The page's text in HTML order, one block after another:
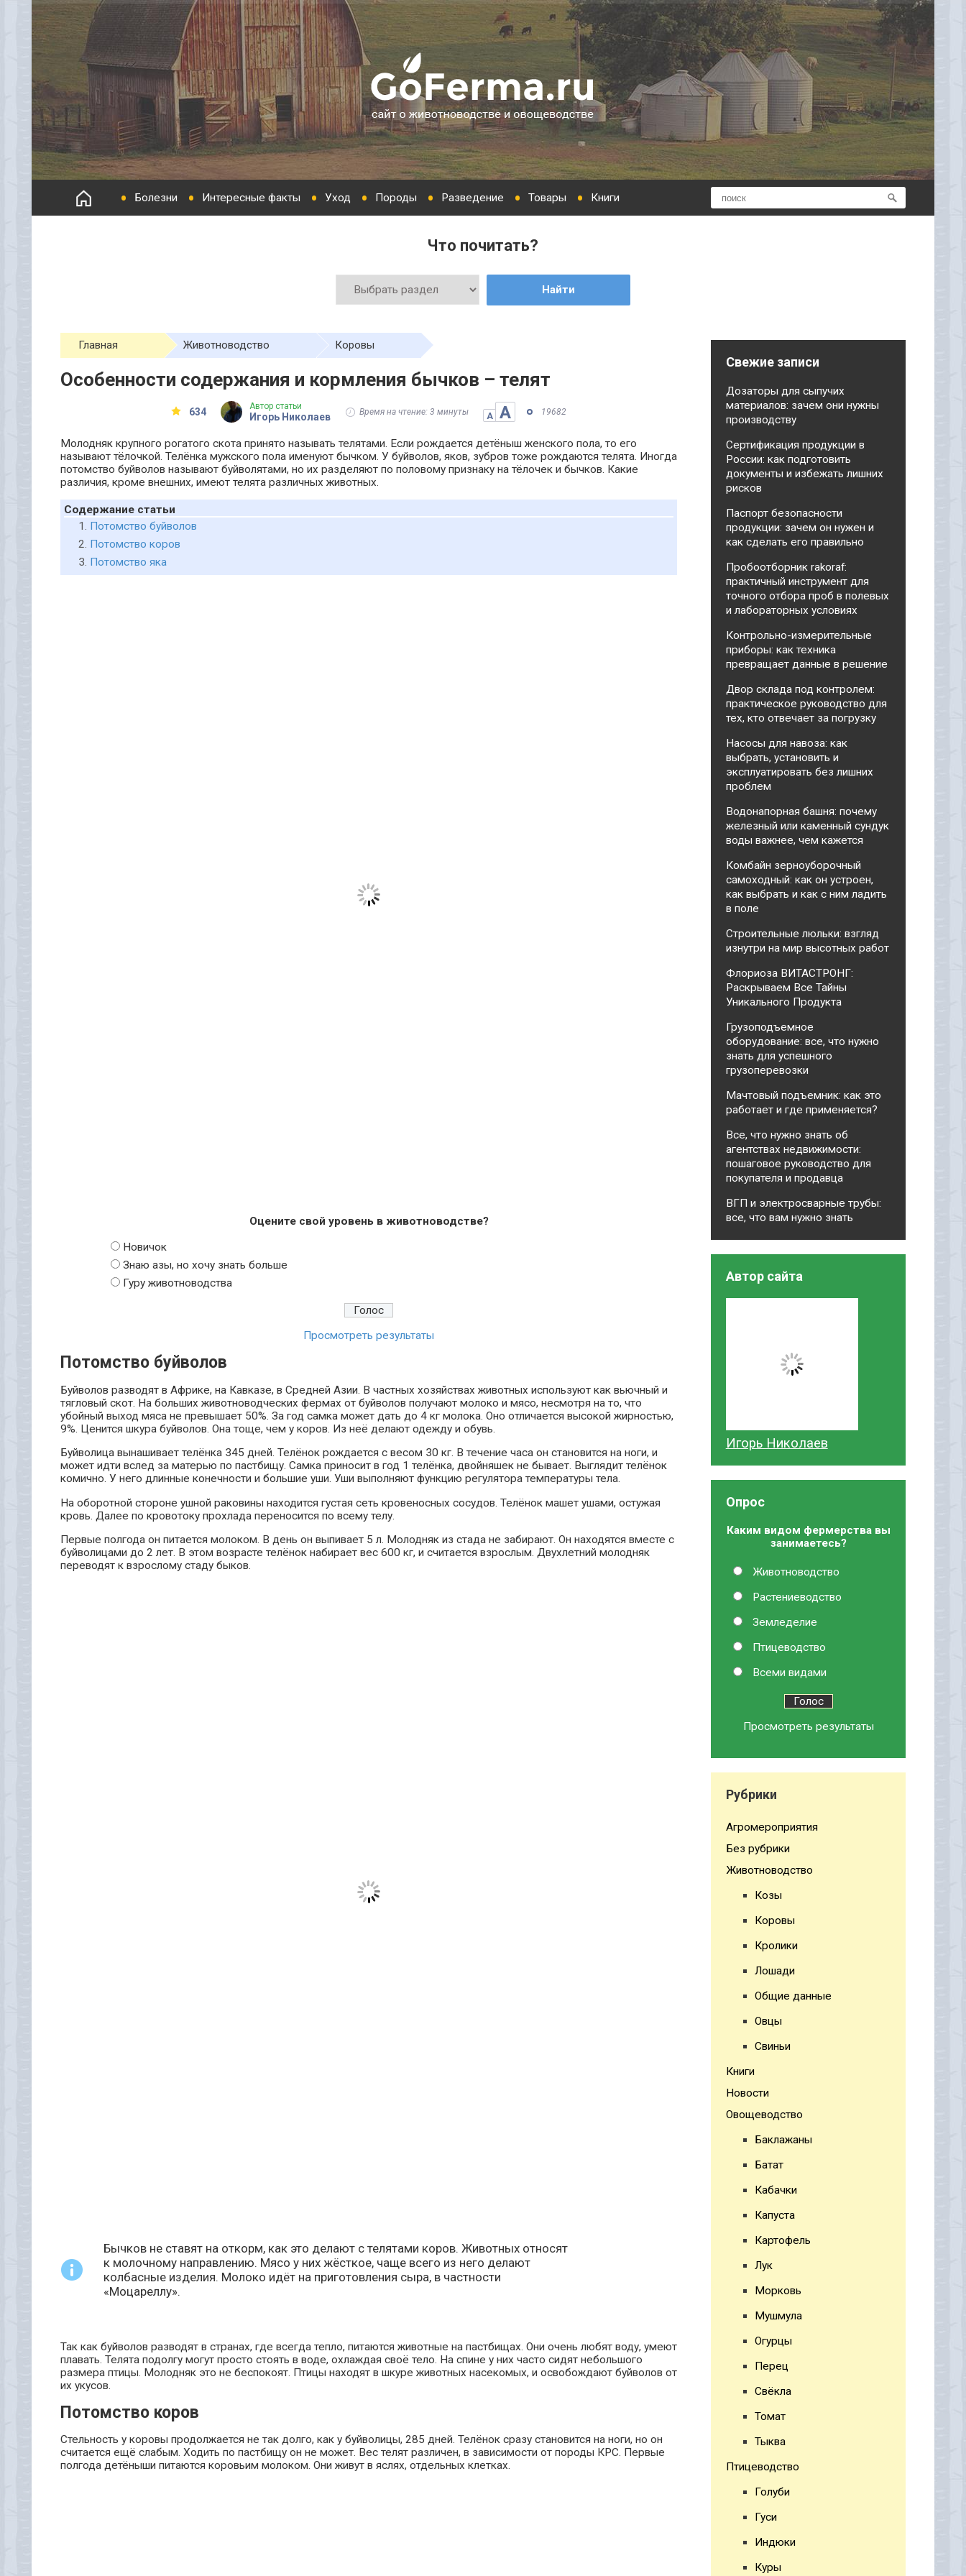
Болезни Интересные факты Уход Породы Разведение Товары Книги
Что почитать?
Найти
Главная Животноводство Коровы
Особенности содержания и кормления бычков – телят
634 Автор статьи
Игорь Николаев Время на чтение: 3 минуты А А 19682
Молодняк крупного рогатого скота принято называть телятами. Если рождается детёныш женского пола, то его
называют тёлочкой. Телёнка мужского пола именуют бычком. У буйволов, яков, зубров тоже рождаются телята. Иногда
потомство буйволов называют буйволятами, но их разделяют по половому признаку на тёлочек и бычков. Какие
различия, кроме внешних, имеют телята различных животных.
Содержание статьи
Потомство буйволов
Потомство коров
Потомство яка
Оцените свой уровень в животноводстве?
Новичок
Знаю азы, но хочу знать больше
Гуру животноводства
Просмотреть результаты
Потомство буйволов
Буйволов разводят в Африке, на Кавказе, в Средней Азии. В частных хозяйствах животных используют как вьючный и
тягловый скот. На больших животноводческих фермах от буйволов получают молоко и мясо, несмотря на то, что
убойный выход мяса не превышает 50%. За год самка может дать до 4 кг молока. Оно отличается высокой жирностью,
9%. Ценится шкура буйволов. Она тоще, чем у коров. Из неё делают одежду и обувь.
Буйволица вынашивает телёнка 345 дней. Телёнок рождается с весом 30 кг. В течение часа он становится на ноги, и
может идти вслед за матерью по пастбищу. Самка приносит в год 1 телёнка, двойняшек не бывает. Выглядит телёнок
комично. У него длинные конечности и большие уши. Уши выполняют функцию регулятора температуры тела.
На оборотной стороне ушной раковины находится густая сеть кровеносных сосудов. Телёнок машет ушами, остужая
кровь. Далее по кровотоку прохлада переносится по всему телу.
Первые полгода он питается молоком. В день он выпивает 5 л. Молодняк из стада не забирают. Он находятся вместе с
буйволицами до 2 лет. В этом возрасте телёнок набирает вес 600 кг, и считается взрослым. Двухлетний молодняк
переводят к взрослому стаду быков.
Бычков не ставят на откорм, как это делают с телятами коров. Животных относят
к молочному направлению. Мясо у них жёсткое, чаще всего из него делают
колбасные изделия. Молоко идёт на приготовления сыра, в частности
«Моцареллу».
Так как буйволов разводят в странах, где всегда тепло, питаются животные на пастбищах. Они очень любят воду, умеют
плавать. Телята подолгу могут просто стоять в воде, охлаждая своё тело. На спине у них часто сидят небольшого
размера птицы. Молодняк это не беспокоят. Птицы находят в шкуре животных насекомых, и освобождают буйволов от
их укусов.
Потомство коров
Стельность у коровы продолжается не так долго, как у буйволицы, 285 дней. Телёнок сразу становится на ноги, но он
считается ещё слабым. Ходить по пастбищу он не может. Вес телят различен, в зависимости от породы КРС. Первые
полгода детёныши питаются коровьим молоком. Они живут в яслях, отдельных клетках.
Свежие записи
Дозаторы для сыпучих
материалов: зачем они нужны
производству
Сертификация продукции в
России: как подготовить
документы и избежать лишних
рисков
Паспорт безопасности
продукции: зачем он нужен и
как сделать его правильно
Пробоотборник rakoraf:
практичный инструмент для
точного отбора проб в полевых
и лабораторных условиях
Контрольно-измерительные
приборы: как техника
превращает данные в решение
Двор склада под контролем:
практическое руководство для
тех, кто отвечает за погрузку
Насосы для навоза: как
выбрать, установить и
эксплуатировать без лишних
проблем
Водонапорная башня: почему
железный или каменный сундук
воды важнее, чем кажется
Комбайн зерноуборочный
самоходный: как он устроен,
как выбрать и как с ним ладить
в поле
Строительные люльки: взгляд
изнутри на мир высотных работ
Флориоза ВИТАСТРОНГ:
Раскрываем Все Тайны
Уникального Продукта
Грузоподъемное
оборудование: все, что нужно
знать для успешного
грузоперевозки
Мачтовый подъемник: как это
работает и где применяется?
Все, что нужно знать об
агентствах недвижимости:
пошаговое руководство для
покупателя и продавца
ВГП и электросварные трубы:
все, что вам нужно знать
Автор сайта
Игорь Николаев
Опрос
Каким видом фермерства вы
занимаетесь?
Животноводство
Растениеводство
Земледелие
Птицеводство
Всеми видами
Просмотреть результаты
Рубрики
Агромероприятия
Без рубрики
Животноводство
Козы
Коровы
Кролики
Лошади
Общие данные
Овцы
Свиньи
Книги
Новости
Овощеводство
Баклажаны
Батат
Кабачки
Капуста
Картофель
Лук
Морковь
Мушмула
Огурцы
Перец
Свёкла
Томат
Тыква
Птицеводство
Голуби
Гуси
Индюки
Куры